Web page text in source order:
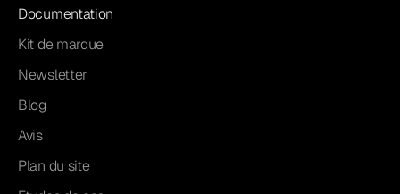
Documentation
Kit de marque
Newsletter
Blog
Avis
Plan du site